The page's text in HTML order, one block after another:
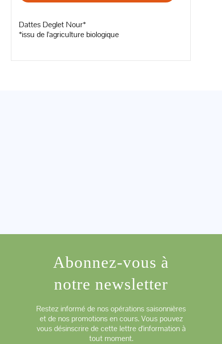
Dattes Deglet Nour*
*issu de l'agriculture biologique
Abonnez-vous à
notre newsletter
Restez informé de nos opérations saisonnières
et de nos promotions en cours. Vous pouvez
vous désinscrire de cette lettre d'information à
tout moment.